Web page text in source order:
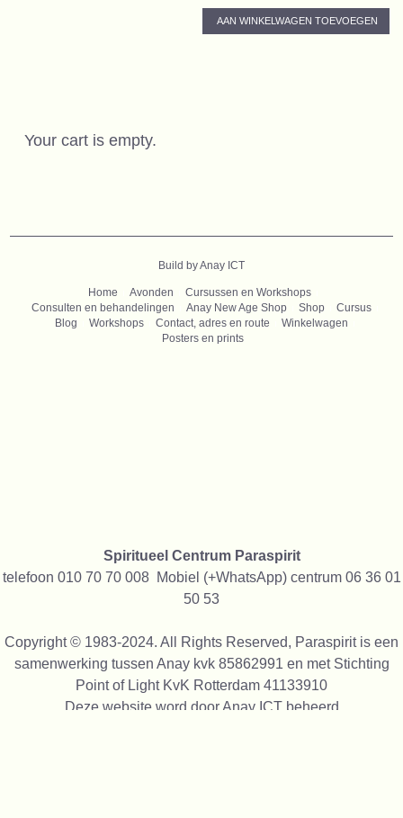
AAN WINKELWAGEN TOEVOEGEN
Your cart is empty.
Build by Anay ICT
Home Avonden
Cursussen en Workshops
Consulten en behandelingen
Anay New Age Shop Shop
Cursus
Blog
Workshops Contact, adres en route
Winkelwagen
Posters en prints
Spiritueel Centrum Paraspirit
telefoon 010 70 70 008 Mobiel (+WhatsApp) centrum 06 36 01
50 53
Copyright © 1983-2024. All Rights Reserved, Paraspirit is een
samenwerking tussen Anay kvk 85862991 en met Stichting
Point of Light KvK Rotterdam 41133910
Deze website word door Anay ICTbeheerd